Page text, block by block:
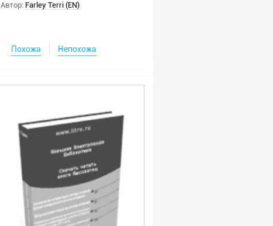
Автор: Farley Terri (EN)
Похожа Непохожа